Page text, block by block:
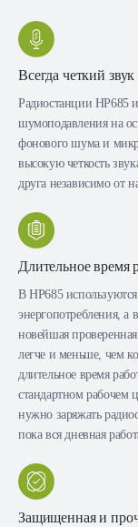
Всегда четкий звук
Радиостанции HP685
шумоподавления на
фонового шума и
высокую четкость
друга независимо от
Длительное время
В HP685
энергопотребления, а
новейшая
легче и меньше, чем
длительное время
стандартном рабочем
нужно заряжать
пока вся дневная
Защищенная и